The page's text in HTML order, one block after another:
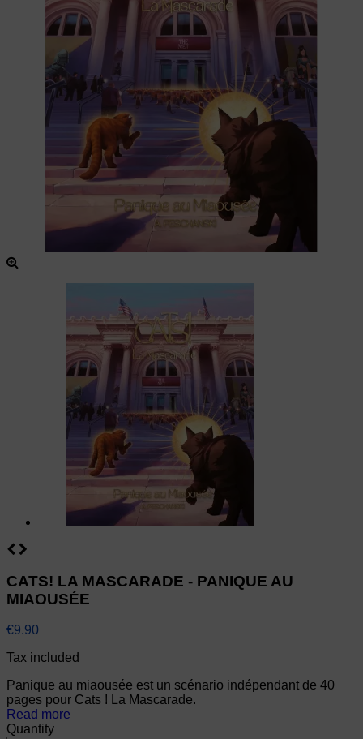
CATS! LA MASCARADE - PANIQUE AU
MIAOUSÉE
€9.90
Tax included
Panique au miaousée est un scénario indépendant de 40
pages pour Cats ! La Mascarade.
Read more
Quantity